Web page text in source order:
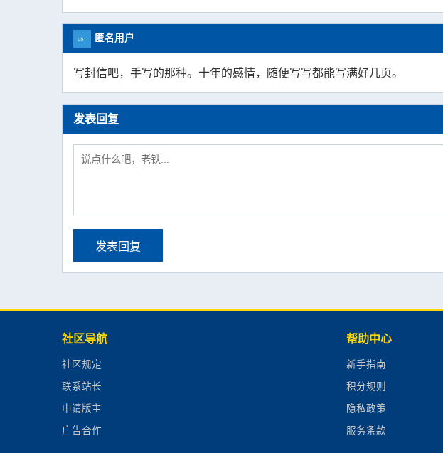
匿名用户
写封信吧，手写的那种。十年的感情，随便写写都能写满好几页。
发表回复
发表回复
社区导航
社区规定
联系站长
申请版主
广告合作
帮助中心
新手指南
积分规则
隐私政策
服务条款